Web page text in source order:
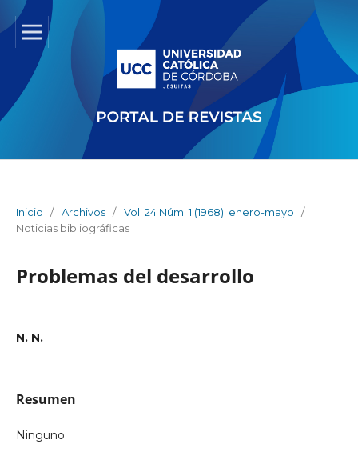
Inicio / Archivos / Vol. 24 Núm. 1 (1968): enero-mayo
/
Noticias bibliográficas
Problemas del desarrollo
N. N.
Resumen
Ninguno